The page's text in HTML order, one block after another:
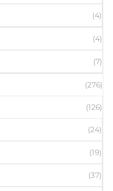
(4)
(4)
(7)
(276)
(126)
(24)
(19)
(37)